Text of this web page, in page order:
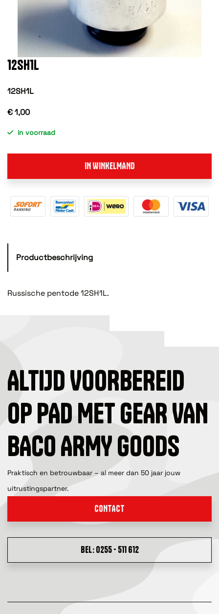
12SH1L
12SH1L
€ 1,00
in voorraad
IN WINKELMAND
Productbeschrijving
Russische pentode 12SH1L.
ALTIJD VOORBEREID
OP PAD MET GEAR VAN
BACO ARMY GOODS
Praktisch en betrouwbaar – al meer dan 50 jaar jouw
uitrustingspartner.
CONTACT
BEL: 0255 - 511 612